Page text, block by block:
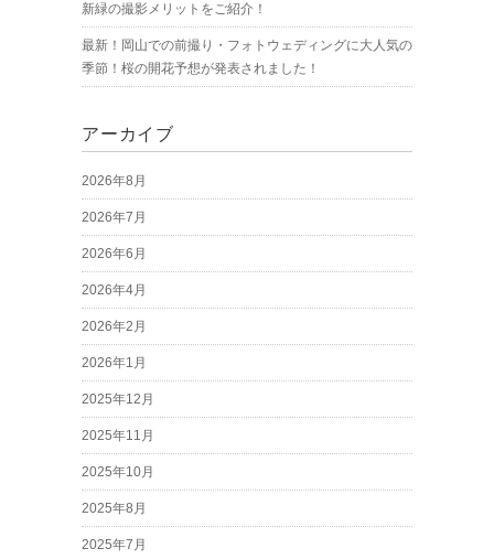
新緑の撮影メリットをご紹介！
最新！岡山での前撮り・フォトウェディングに大人気の
季節！桜の開花予想が発表されました！
アーカイブ
2026年8月
2026年7月
2026年6月
2026年4月
2026年2月
2026年1月
2025年12月
2025年11月
2025年10月
2025年8月
2025年7月